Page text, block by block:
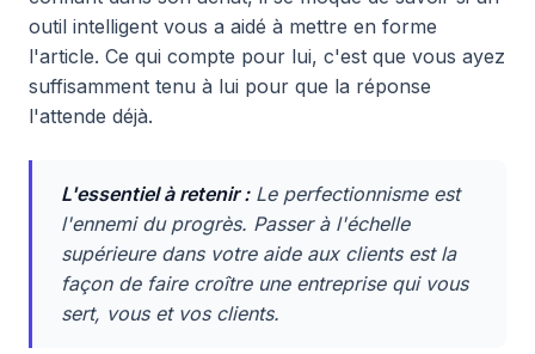
outil intelligent vous a aidé à mettre en forme
l'article. Ce qui compte pour lui, c'est que vous ayez
suffisamment tenu à lui pour que la réponse
l'attende déjà.
L'essentiel à retenir :Le perfectionnisme est
l'ennemi du progrès. Passer à l'échelle
supérieure dans votre aide aux clients est la
façon de faire croître une entreprise qui vous
sert, vous et vos clients.